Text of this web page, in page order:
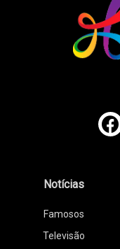
Notícias
Famosos
Televisão